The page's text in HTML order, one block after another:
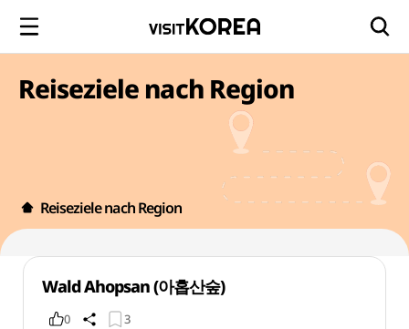
Reiseziele nach Region
Reiseziele nach Region
Wald Ahopsan (아홉산숲)
0 3